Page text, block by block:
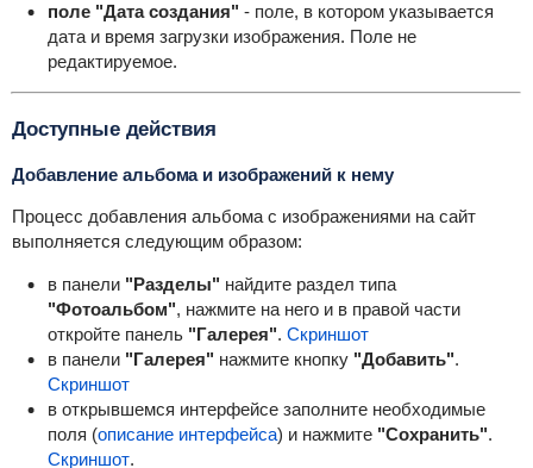
поле "Дата создания" - поле, в котором указывается
дата и время загрузки изображения. Поле не
редактируемое.
Доступные действия
Добавление альбома и изображений к нему
Процесс добавления альбома с изображениями на сайт
выполняется следующим образом:
в панели "Разделы" найдите раздел типа
"Фотоальбом", нажмите на него и в правой части
откройте панель "Галерея". Скриншот
в панели "Галерея" нажмите кнопку "Добавить".
Скриншот
в открывшемся интерфейсе заполните необходимые
поля (описание интерфейса) и нажмите "Сохранить".
Скриншот.